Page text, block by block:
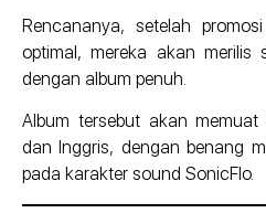
Rencananya, setelah
optimal, mereka akan merilis
dengan album penuh.
Album tersebut akan
dan Inggris, dengan benang
pada karakter sound SonicFlo.